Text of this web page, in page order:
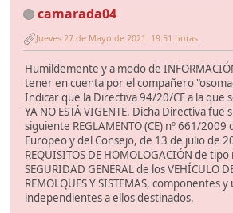
camarada04
Jueves 27 de Mayo de 2021. 19:51 horas.
Humildemente y a modo de
tener en cuenta por el compañero
Indicar que la Directiva 94/20/CE a la que
YA NO ESTÁ VIGENTE. Dicha Directiva fue
siguiente REGLAMENTO (CE) nº 661/
Europeo y del Consejo, de 13 de julio de
REQUISITOS DE HOMOLOGACIÓN de
SEGURIDAD GENERAL de los VEHÍCULO
REMOLQUES Y SISTEMAS, componentes
independientes a ellos destinados.